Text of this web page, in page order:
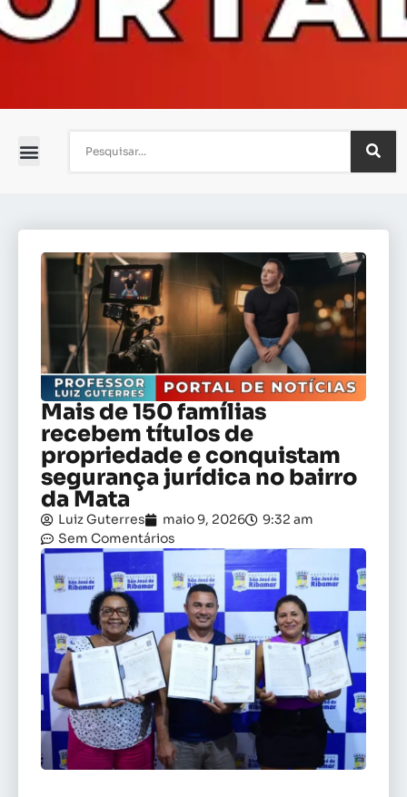
Mais de 150 famílias
recebem títulos de
propriedade e conquistam
segurança jurídica no bairro
da Mata
Luiz Guterres maio 9, 2026
9:32 am
Sem Comentários